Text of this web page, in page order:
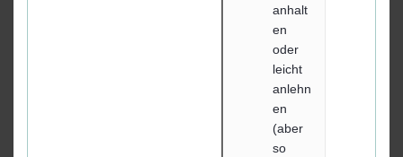
anhalt
en
oder
leicht
anlehn
en
(aber
so